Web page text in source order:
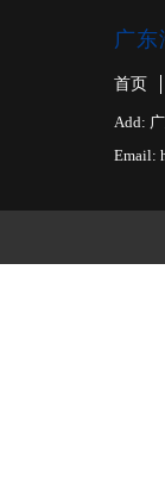
广东
首页
Add:
Email: